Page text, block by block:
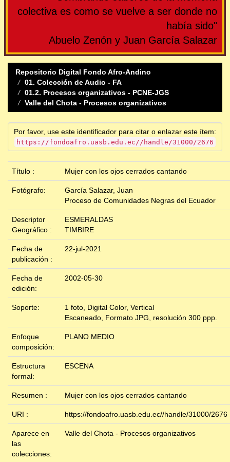
colectiva es como se vuelve a ser donde no
había sido"
Abuelo Zenón y Juan García Salazar
Repositorio Digital Fondo Afro-Andino
01. Colección de Audio - FA
01.2. Procesos organizativos - PCNE-JGS
Valle del Chota - Procesos organizativos
Por favor, use este identificador para citar o enlazar este ítem:
https://fondoafro.uasb.edu.ec//handle/31000/2676
Título : Mujer con los ojos cerrados cantando
Fotógrafo:
García Salazar, Juan
Proceso de Comunidades Negras del Ecuador
Descriptor
Geográfico :
ESMERALDAS
TIMBIRE
Fecha de
publicación :
22-jul-2021
Fecha de
edición:
2002-05-30
Soporte:
1 foto, Digital Color, Vertical
Escaneado, Formato JPG, resolución 300 ppp.
Enfoque
composición:
PLANO MEDIO
Estructura
formal:
ESCENA
Resumen : Mujer con los ojos cerrados cantando
URI : https://fondoafro.uasb.edu.ec//handle/31000/2676
Aparece en
las
colecciones:
Valle del Chota - Procesos organizativos